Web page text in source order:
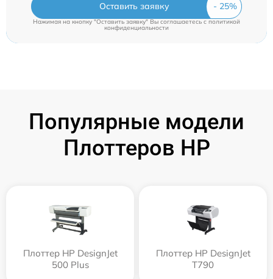
Оставить заявку
Нажимая на кнопку "Оставить заявку" Вы соглашаетесь c политикой
конфиденциальности
Популярные модели
Плоттеров HP
Плоттер HP DesignJet
500 Plus
Плоттер HP DesignJet
T790